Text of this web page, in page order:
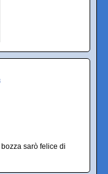
sarò felice di